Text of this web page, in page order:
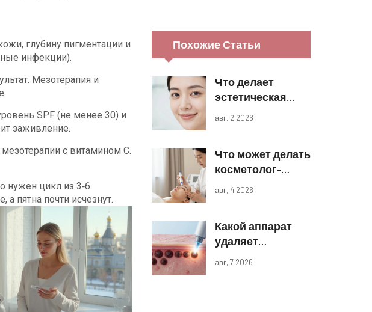
глубину пигментации и
инфекции).
Мезотерапия и
SPF (не менее 30) и
заживление.
с витамином C.
нужен цикл из 3‑6
пятна почти исчезнут.
Похожие Статьи
Что делает
эстетическая
косметология:
результаты
авг, 2 2026
Что может делать
косметолог-
эстетист: полный
компетенций
авг, 4 2026
Какой аппарат
удаляет
пигментные
авг, 7 2026